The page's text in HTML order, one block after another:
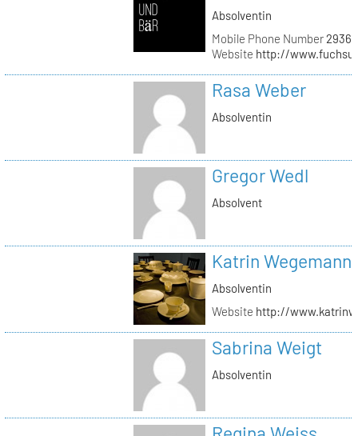
Absolventin
Mobile Phone Number
Website http://
Rasa Weber
Absolventin
Gregor Wedl
Absolvent
Katrin Wegemann
Absolventin
Website http://
Sabrina Weigt
Absolventin